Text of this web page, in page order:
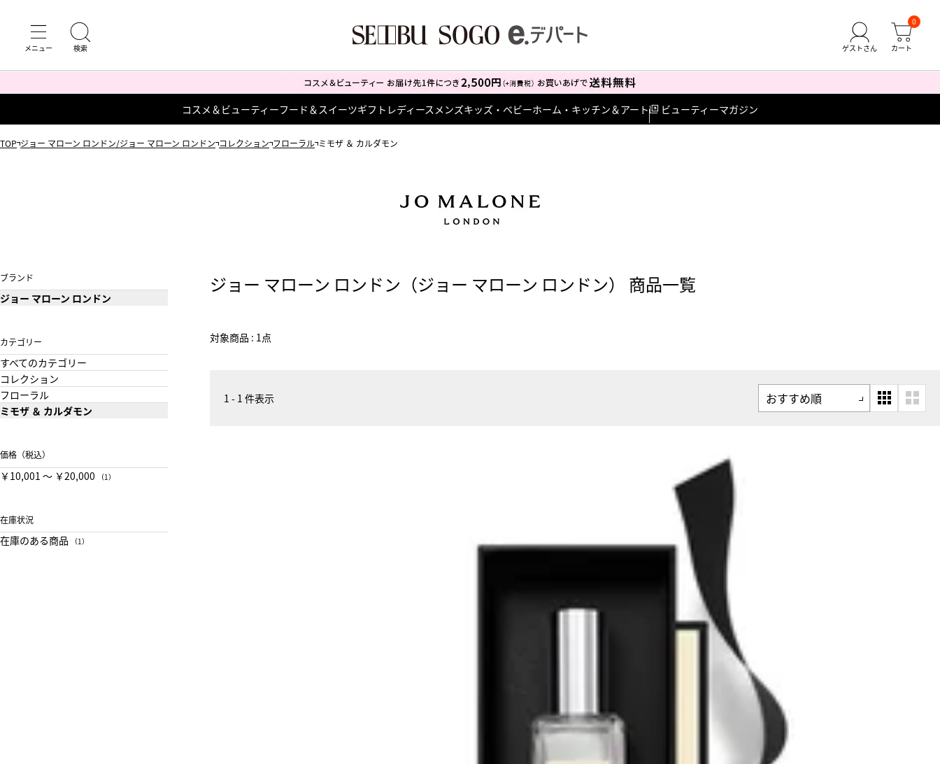
0
コスメ＆ビューティーフード＆スイーツギフト レディース メンズキッズ・ベビーホーム・キッチン＆アート ビューティーマガジン
TOP ジョー マローン ロンドン/ジョー マローン ロンドン コレクション フローラル ミモザ ＆ カルダモン
ジョー マローン ロンドン（ジョー マローン ロンドン） 商品一覧
対象商品 : 1点
ブランド
ジョー マローン ロンドン
カテゴリー
すべてのカテゴリー
コレクション
フローラル
ミモザ ＆ カルダモン
価格（税込）
￥10,001 〜 ￥20,000 （1）
在庫状況
在庫のある商品 （1）
1 - 1 件表示